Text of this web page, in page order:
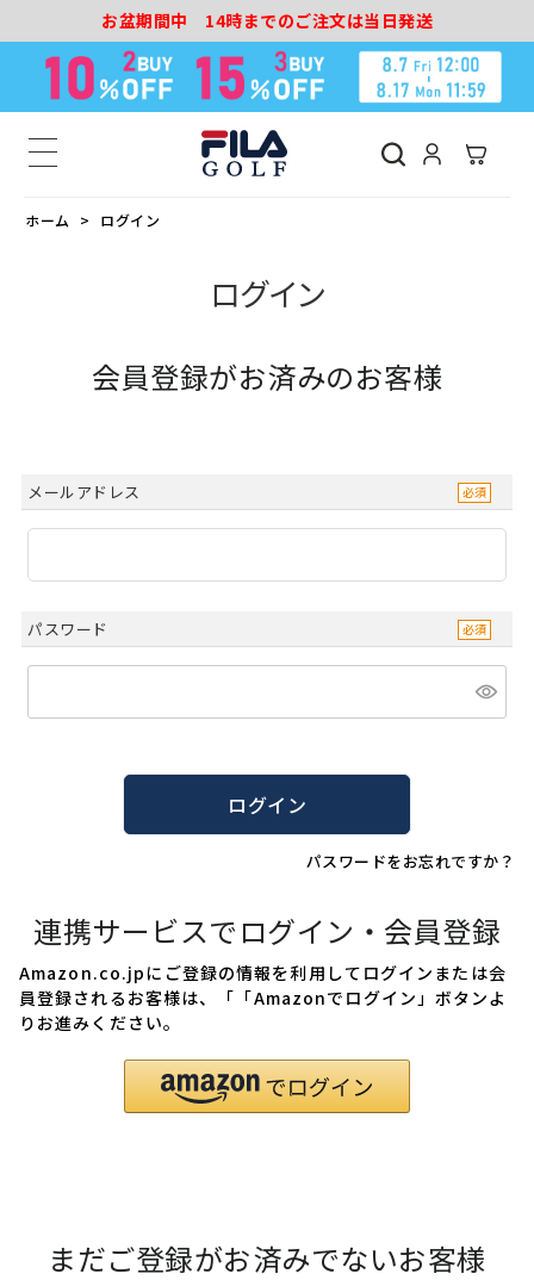
お盆期間中 14時までのご注文は当日発送
ホーム ログイン
ログイン
会員登録がお済みのお客様
メールアドレス
パスワード
ログイン
パスワードをお忘れですか？
連携サービスでログイン・会員登録
Amazon.co.jpにご登録の情報を利用してログインまたは会
員登録されるお客様は、「「Amazonでログイン」ボタンよ
りお進みください。
まだご登録がお済みでないお客様